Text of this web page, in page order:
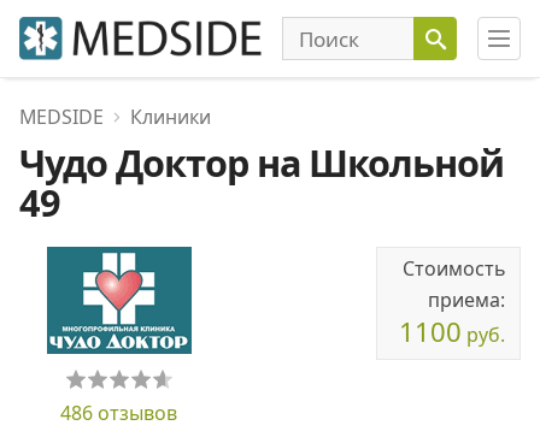
MEDSIDE Клиники
Чудо Доктор на Школьной
49
Стоимость
приема:
1100 руб.
486 отзывов